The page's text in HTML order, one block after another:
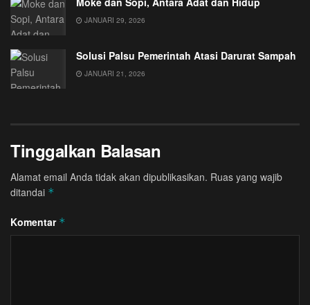
JANUARI 29, 2026
Solusi Palsu Pemerintah Atasi Darurat Sampah
JANUARI 21, 2026
Tinggalkan Balasan
Alamat email Anda tidak akan dipublikasikan. Ruas yang wajib
ditandai *
Komentar *